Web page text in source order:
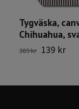
Tygväska,
Chihuahua,
389 kr 139 kr